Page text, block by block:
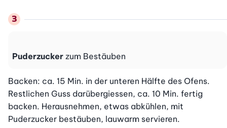
Puderzucker zum Bestäuben
Backen: ca. 15 Min. in der unteren Hälfte des Ofens.
Restlichen Guss darübergiessen, ca. 10 Min. fertig
backen. Herausnehmen, etwas abkühlen, mit
Puderzucker bestäuben, lauwarm servieren.